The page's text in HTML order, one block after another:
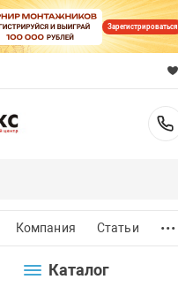
Зарегистрироваться
Компания Статьи ...
Каталог